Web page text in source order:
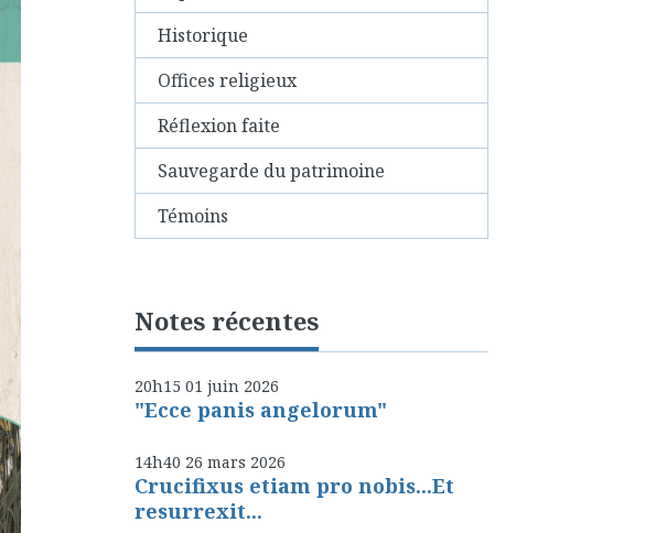
Historique
Offices religieux
Réflexion faite
Sauvegarde du patrimoine
Témoins
Notes récentes
20h15 01 juin 2026
"Ecce panis angelorum"
14h40 26 mars 2026
Crucifixus etiam pro nobis...Et
resurrexit...